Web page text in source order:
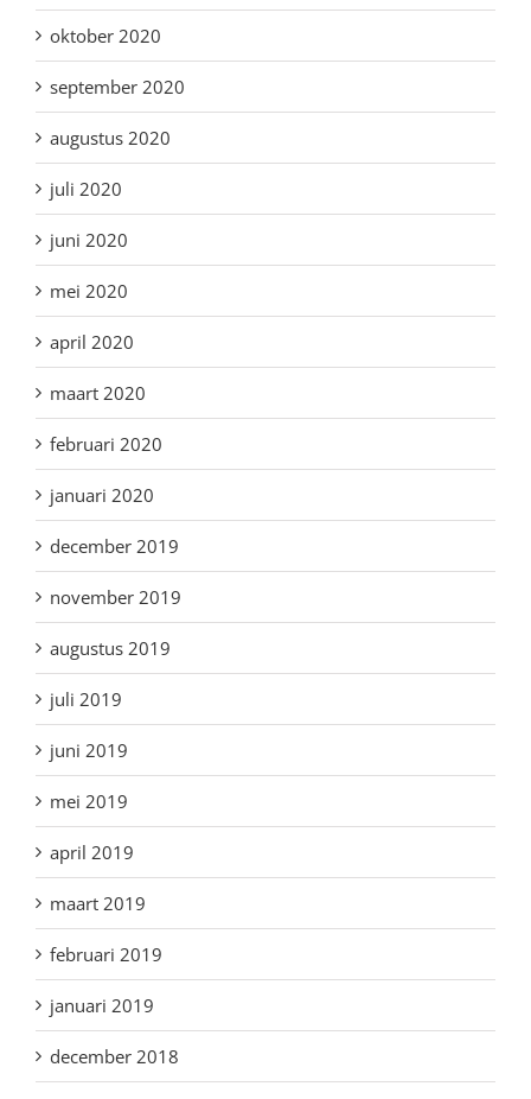
oktober 2020
september 2020
augustus 2020
juli 2020
juni 2020
mei 2020
april 2020
maart 2020
februari 2020
januari 2020
december 2019
november 2019
augustus 2019
juli 2019
juni 2019
mei 2019
april 2019
maart 2019
februari 2019
januari 2019
december 2018